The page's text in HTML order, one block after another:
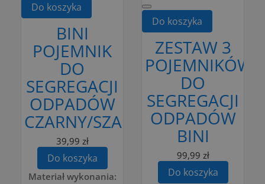
Do koszyka
BINI
POJEMNIK
DO
SEGREGACJI
ODPADÓW
CZARNY/SZARY
39,99 zł
Do koszyka
Materiał wykonania:
Do koszyka
ZESTAW 3
POJEMNIKÓW
DO
SEGREGACJI
ODPADÓW
BINI
99,99 zł
Do koszyka